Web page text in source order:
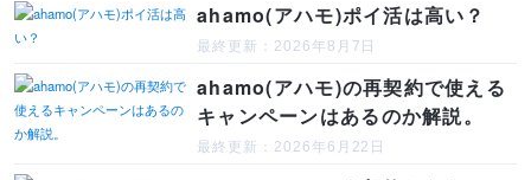
ahamo(アハモ)ポイ活は高い？
最終更新：2026年8月7日
ahamo(アハモ)の再契約で使える
キャンペーンはあるのか解説。
最終更新：2026年6月22日